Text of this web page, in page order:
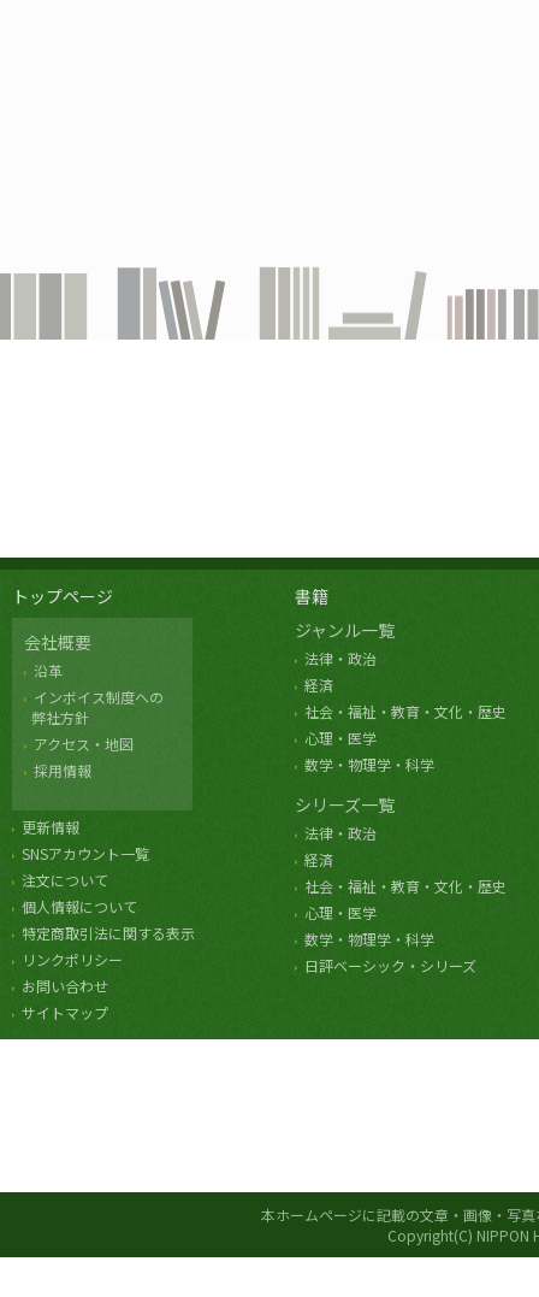
トップページ
会社概要
沿革
インボイス制度への
弊社方針
アクセス・地図
採用情報
更新情報
SNSアカウント一覧
注文について
個人情報について
特定商取引法に関する表示
リンクポリシー
お問い合わせ
サイトマップ
書籍
ジャンル一覧
法律・政治
経済
社会・福祉・教育・文化・歴史
心理・医学
数学・物理学・科学
シリーズ一覧
法律・政治
経済
社会・福祉・教育・文化・歴史
心理・医学
数学・物理学・科学
日評ベーシック・シリーズ
本ホームページに記載の文章・画像・写
Copyright(C) NIPPON